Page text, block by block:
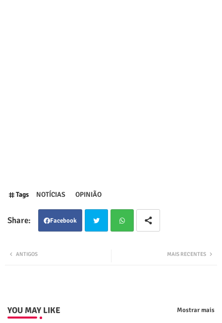
Tags NOTÍCIAS OPINIÃO
Facebook
MAIS RECENTES
ANTIGOS
YOU MAY LIKE Mostrar mais